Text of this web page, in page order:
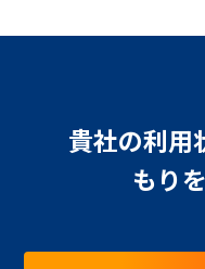
貴社の利用
もり